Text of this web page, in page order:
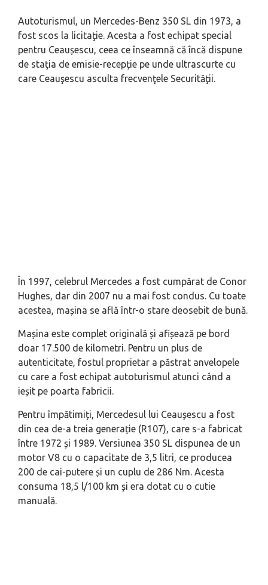
Autoturismul, un Mercedes-Benz 350 SL din 1973, a
fost scos la licitaţie. Acesta a fost echipat special
pentru Ceaușescu, ceea ce înseamnă că încă dispune
de staţia de emisie-recepţie pe unde ultrascurte cu
care Ceauşescu asculta frecvenţele Securităţii.
În 1997, celebrul Mercedes a fost cumpărat de Conor
Hughes, dar din 2007 nu a mai fost condus. Cu toate
acestea, mașina se află într-o stare deosebit de bună.
Mașina este complet originală și afișează pe bord
doar 17.500 de kilometri. Pentru un plus de
autenticitate, fostul proprietar a păstrat anvelopele
cu care a fost echipat autoturismul atunci când a
ieșit pe poarta fabricii.
Pentru împătimiți, Mercedesul lui Ceaușescu a fost
din cea de-a treia generație (R107), care s-a fabricat
între 1972 și 1989. Versiunea 350 SL dispunea de un
motor V8 cu o capacitate de 3,5 litri, ce producea
200 de cai-putere și un cuplu de 286 Nm. Acesta
consuma 18,5 l/100 km și era dotat cu o cutie
manuală.